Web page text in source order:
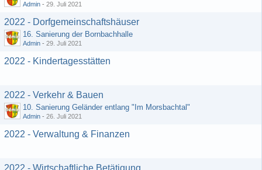
Admin - 29. Juli 2021
2022 - Dorfgemeinschaftshäuser
16. Sanierung der Bornbachhalle
Admin - 29. Juli 2021
2022 - Kindertagesstätten
2022 - Verkehr & Bauen
10. Sanierung Geländer entlang "Im Morsbachtal"
Admin - 26. Juli 2021
2022 - Verwaltung & Finanzen
2022 - Wirtschaftliche Betätigung